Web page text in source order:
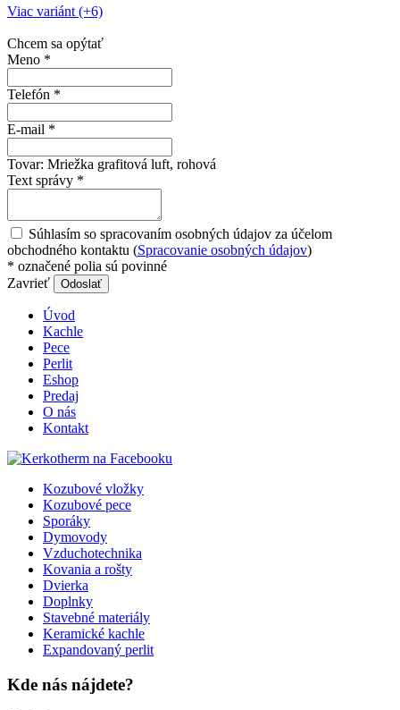
Viac variánt (+6)
Chcem sa opýtať
Meno *
Telefón *
E-mail *
Tovar: Mriežka grafitová luft, rohová
Text správy *
Súhlasím so spracovaním osobných údajov za účelom
obchodného kontaktu (Spracovanie osobných údajov)
* označené polia sú povinné
Zavrieť
Odoslať
Úvod
Kachle
Pece
Perlit
Eshop
Predaj
O nás
Kontakt
Kozubové vložky
Kozubové pece
Sporáky
Dymovody
Vzduchotechnika
Kovania a rošty
Dvierka
Doplnky
Stavebné materiály
Keramické kachle
Expandovaný perlit
Kde nás nájdete?